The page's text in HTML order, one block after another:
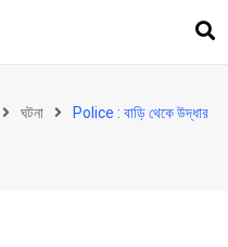
ঘটনা
Police : বাড়ি থেকে উদ্ধার